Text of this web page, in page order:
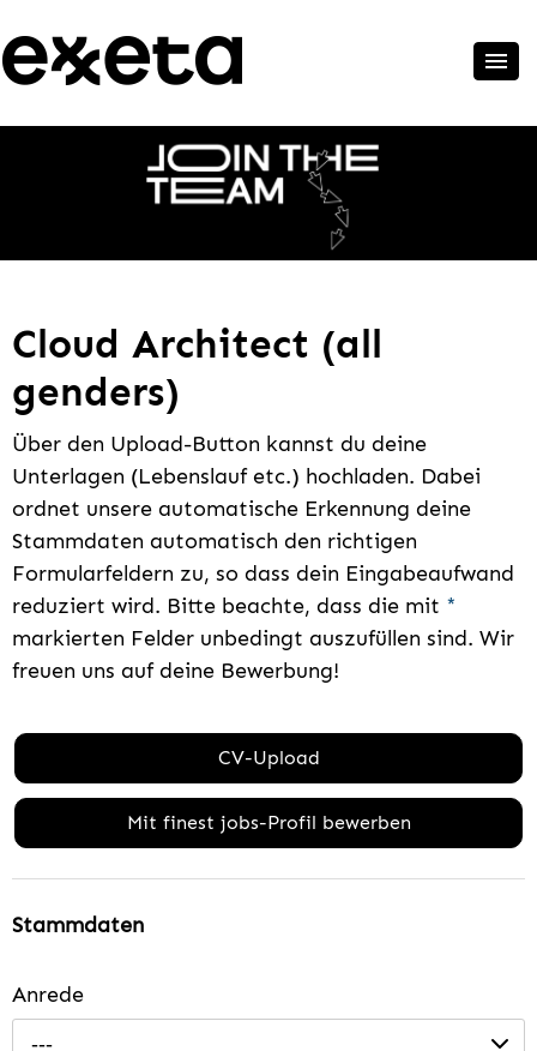
Cloud Architect (all
genders)
Über den Upload-Button kannst du deine
Unterlagen (Lebenslauf etc.) hochladen. Dabei
ordnet unsere automatische Erkennung deine
Stammdaten automatisch den richtigen
Formularfeldern zu, so dass dein Eingabeaufwand
reduziert wird. Bitte beachte, dass die mit *
markierten Felder unbedingt auszufüllen sind. Wir
freuen uns auf deine Bewerbung!
CV-Upload
Mit finest jobs-Profil bewerben
Stammdaten
Anrede
---